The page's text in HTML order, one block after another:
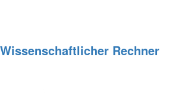
Wissenschaftlicher Rechner